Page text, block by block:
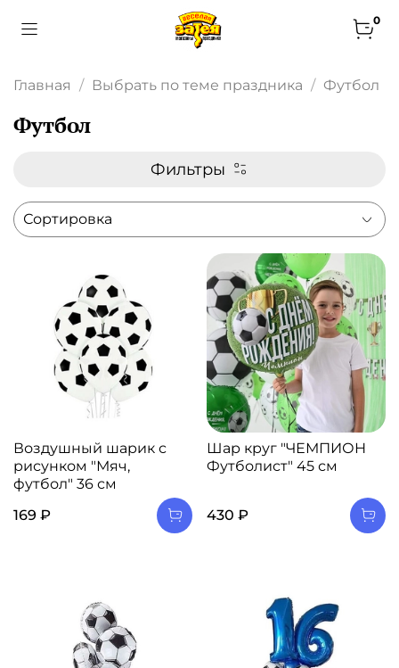
0
Главная Выбрать по теме праздника Футбол
Футбол
Фильтры
Воздушный шарик с
рисунком "Мяч,
футбол" 36 см
169 ₽
Шар круг "ЧЕМПИОН
Футболист" 45 см
430 ₽